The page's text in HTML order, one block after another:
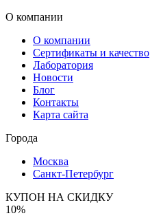
О компании
О компании
Сертификаты и качество
Лаборатория
Новости
Блог
Контакты
Карта сайта
Города
Москва
Санкт-Петербург
КУПОН НА СКИДКУ
10%